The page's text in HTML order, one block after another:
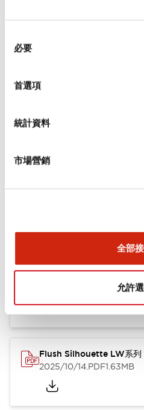
必要
首選項
統計資料
市場營銷
全部
允許
環境規範
機械規格
Flush Silhouette LW系列
1.23MB
Flush Silhouette LW系列
2025/10/14.PDF1.63MB